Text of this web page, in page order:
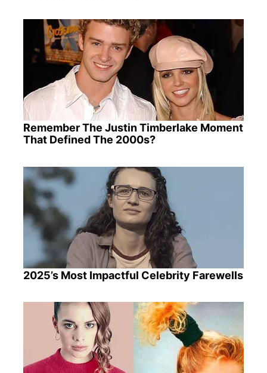
Remember The Justin Timberlake Moment
That Defined The 2000s?
2025’s Most Impactful Celebrity Farewells